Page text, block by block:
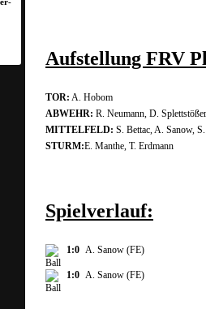
Aufstellung FRV
TOR: A. Hobom
ABWEHR: R. Neumann, D.
MITTELFELD: S. Bettac, A. Sanow,
STURM:E. Manthe, T. Erdmann
Spielverlauf:
1:0 A. Sanow (FE)
1:0 A. Sanow (FE)